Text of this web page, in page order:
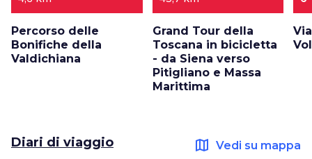
Percorso delle
Bonifiche della
Valdichiana
Grand Tour della
Toscana in bicicletta
- da Siena verso
Pitigliano e Massa
Marittima
Diari di viaggio map Vedi su mappa